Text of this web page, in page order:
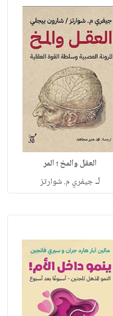
العقل والمخ ؛ المر
لـجيفري م. شوارتز